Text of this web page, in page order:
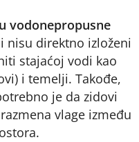
vodonepropusne
nisu direktno izloženi
stajaćoj vodi kao
i temelji. Takođe,
je da zidovi
vlage između